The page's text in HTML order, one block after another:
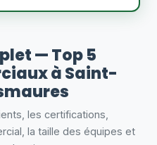
— Top 5
à Saint-
les certifications,
la taille des équipes et